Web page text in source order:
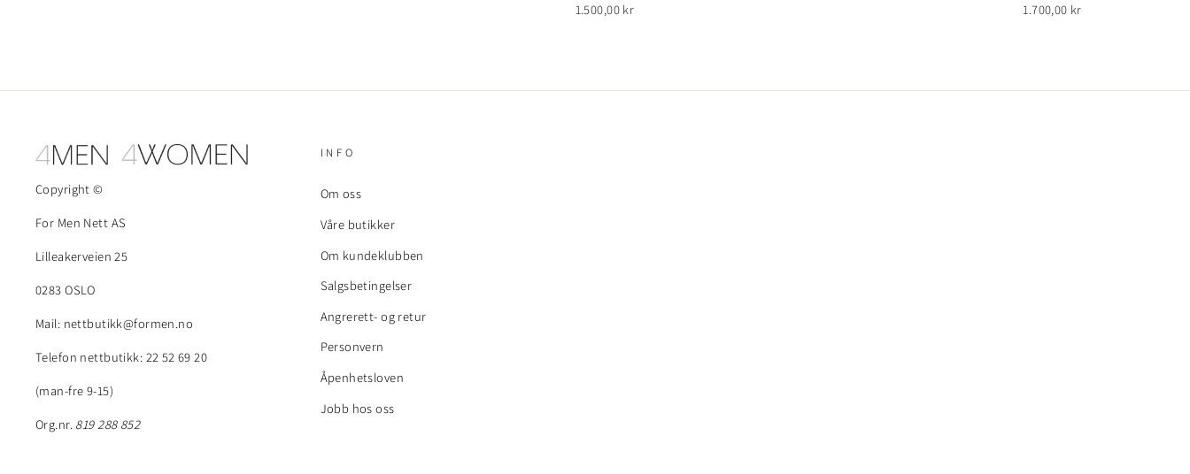
1.500,00 kr 1.700,00 kr
Copyright ©
For Men Nett AS
Lilleakerveien 25
0283 OSLO
Mail: nettbutikk@formen.no
Telefon nettbutikk: 22 52 69 20
(man-fre 9-15)
Org.nr. 819 288 852
INFO
Om oss
Våre butikker
Om kundeklubben
Salgsbetingelser
Angrerett- og retur
Personvern
Åpenhetsloven
Jobb hos oss